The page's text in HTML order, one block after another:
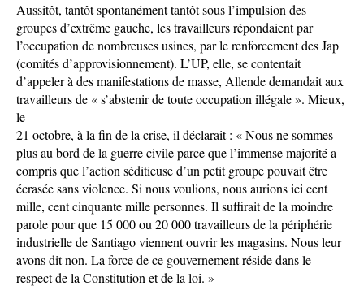
Aussitôt, tantôt spontanément tantôt sous l’impulsion des
groupes d’extrême gauche, les travailleurs répondaient par
l’occupation de nombreuses usines, par le renforcement des Jap
(comités d’approvisionnement). L’UP, elle, se contentait
d’appeler à des manifestations de masse, Allende demandait aux
travailleurs de « s’abstenir de toute occupation illégale ». Mieux,
le
21 octobre, à la fin de la crise, il déclarait : « Nous ne sommes
plus au bord de la guerre civile parce que l’immense majorité a
compris que l’action séditieuse d’un petit groupe pouvait être
écrasée sans violence. Si nous voulions, nous aurions ici cent
mille, cent cinquante mille personnes. Il suffirait de la moindre
parole pour que 15 000 ou 20 000 travailleurs de la périphérie
industrielle de Santiago viennent ouvrir les magasins. Nous leur
avons dit non. La force de ce gouvernement réside dans le
respect de la Constitution et de la loi. »